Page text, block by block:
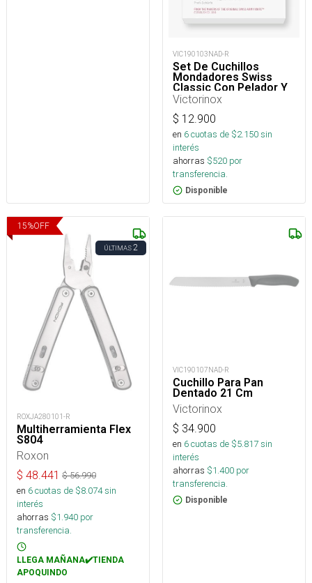
VIC190103NAD-R
Set De Cuchillos
Mondadores Swiss
Classic Con Pelador Y
Victorinox
$ 12.900
en 6cuotas de $2.150sin
interés
ahorras $520 por
transferencia.
Disponible
15%OFF
ÚLTIMAS2
ROXJA280101-R
Multiherramienta Flex
S804
Roxon
$ 48.441 $56.990
en 6cuotas de $8.074sin
interés
ahorras $1.940 por
transferencia.
LLEGA MAÑANA✔️TIENDA
APOQUINDO
VIC190107NAD-R
Cuchillo Para Pan
Dentado 21 Cm
Victorinox
$ 34.900
en 6cuotas de $5.817sin
interés
ahorras $1.400 por
transferencia.
Disponible